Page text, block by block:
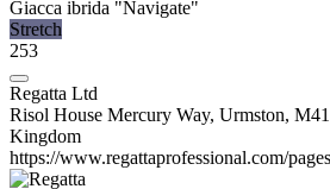
Giacca ibrida "Navigate"
Stretch
253
Regatta Ltd
Risol House Mercury Way, Urmston,
Kingdom
https://www.regattaprofessional.com/